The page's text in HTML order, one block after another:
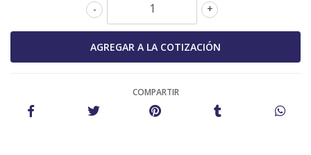
+
-
COMPARTIR